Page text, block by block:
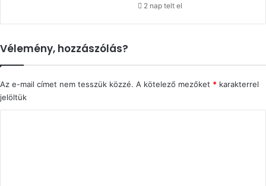
2 nap telt el
Vélemény, hozzászólás?
Az e-mail címet nem tesszük közzé. A kötelező mezőket * karakterrel
jelöltük